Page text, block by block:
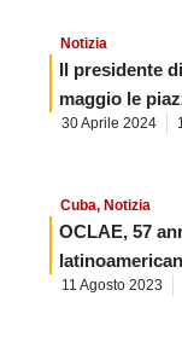
Notizia
Il presidente
maggio le
30 Aprile 2024
Cuba, Notizia
OCLAE, 57
11 Agosto 2023